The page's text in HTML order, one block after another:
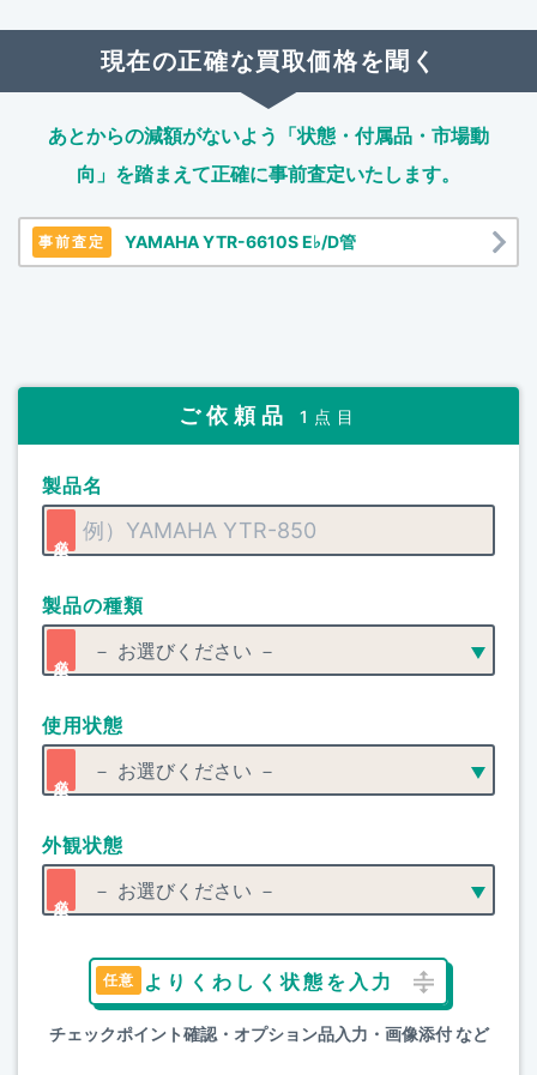
現在の正確な買取価格を聞く
あとからの減額がないよう「状態・付属品・市場動
向」を踏まえて正確に事前査定いたします。
事前査定 YAMAHA YTR-6610S E♭/D管
ご依頼品 1点目
製品名
製品の種類
使用状態
外観状態
よりくわしく状態を入力
チェックポイント確認・オプション品入力・画像添付 など